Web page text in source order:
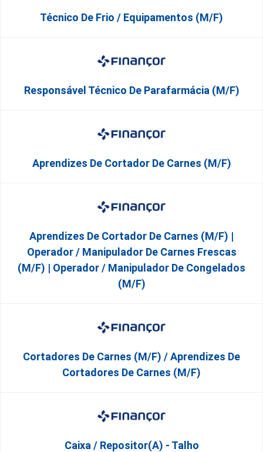
Técnico De Frio / Equipamentos (M/F)
Responsável Técnico De Parafarmácia (M/F)
Aprendizes De Cortador De Carnes (M/F)
Aprendizes De Cortador De Carnes (M/F) |
Operador / Manipulador De Carnes Frescas
(M/F) | Operador / Manipulador De Congelados
(M/F)
Cortadores De Carnes (M/F) / Aprendizes De
Cortadores De Carnes (M/F)
Caixa / Repositor(a) - Talho